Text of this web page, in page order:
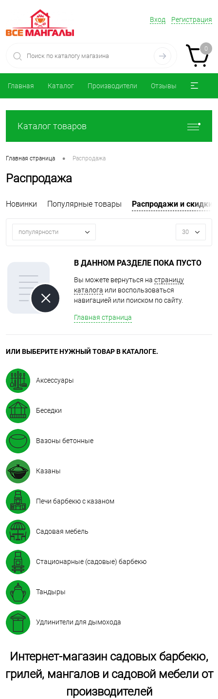
Вход Регистрация
0
Главная Каталог Производители Отзывы
Каталог товаров
Главная страница • Распродажа
Распродажа
Новинки Популярные товары Распродажи и скидки
популярности 30
В ДАННОМ РАЗДЕЛЕ ПОКА ПУСТО
Вы можете вернуться на страницу
каталога или воспользоваться
навигацией или поиском по сайту.
Главная страница
ИЛИ ВЫБЕРИТЕ НУЖНЫЙ ТОВАР В КАТАЛОГЕ.
Аксессуары
Беседки
Вазоны бетонные
Казаны
Печи барбекю с казаном
Садовая мебель
Стационарные (садовые) барбекю
Тандыры
Удлинители для дымохода
Интернет-магазин садовых барбекю,
грилей, мангалов и садовой мебели от
производителей